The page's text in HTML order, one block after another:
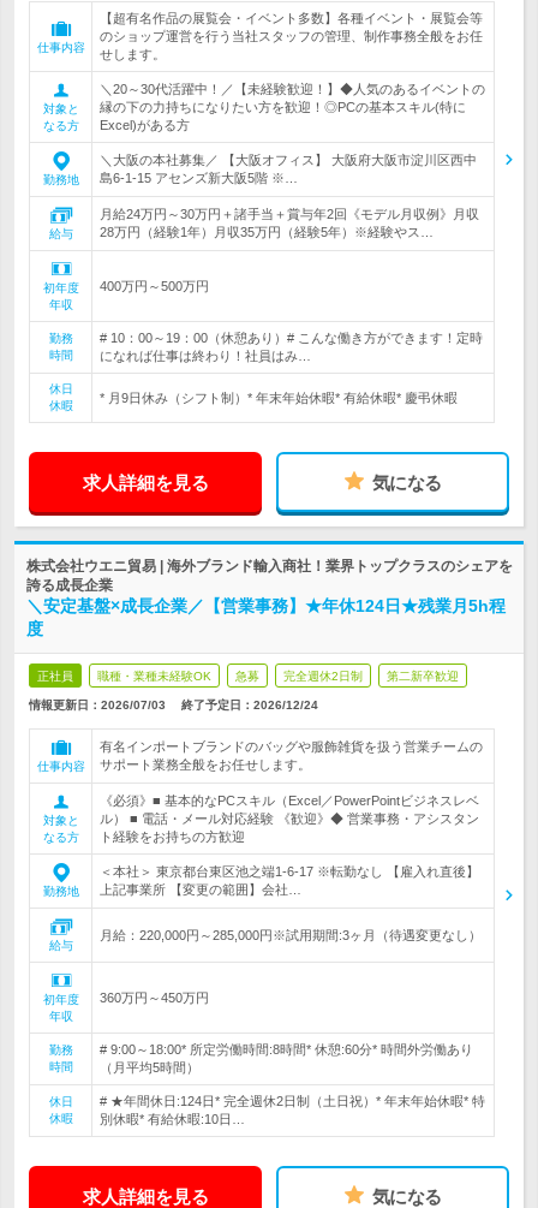
仕事内容
【超有名作品の展覧会・イベント多数】各種イベント・展覧会等
のショップ運営を行う当社スタッフの管理、制作事務全般をお任
せします。
対象と
なる方
＼20～30代活躍中！／【未経験歓迎！】◆人気のあるイベントの
縁の下の力持ちになりたい方を歓迎！◎PCの基本スキル(特に
Excel)がある方
勤務地
＼大阪の本社募集／ 【大阪オフィス】 大阪府大阪市淀川区西中
島6-1-15 アセンズ新大阪5階 ※…
給与
月給24万円～30万円＋諸手当＋賞与年2回《モデル月収例》月収
28万円（経験1年）月収35万円（経験5年）※経験やス…
初年度
年収
400万円～500万円
勤務
時間
# 10：00～19：00（休憩あり）# こんな働き方ができます！定時
になれば仕事は終わり！社員はみ…
休日
休暇
* 月9日休み（シフト制）* 年末年始休暇* 有給休暇* 慶弔休暇
求人詳細を見る 気になる
株式会社ウエニ貿易 | 海外ブランド輸入商社！業界トップクラスのシェアを
誇る成長企業
＼安定基盤×成長企業／【営業事務】★年休124日★残業月5h程
度
正社員 職種・業種未経験OK 急募 完全週休2日制 第二新卒歓迎
情報更新日：2026/07/03 終了予定日： 2026/12/24
仕事内容
有名インポートブランドのバッグや服飾雑貨を扱う営業チームの
サポート業務全般をお任せします。
対象と
なる方
《必須》■ 基本的なPCスキル（Excel／PowerPointビジネスレベ
ル） ■ 電話・メール対応経験 《歓迎》◆ 営業事務・アシスタン
ト経験をお持ちの方歓迎
勤務地
＜本社＞ 東京都台東区池之端1-6-17 ※転勤なし 【雇入れ直後】
上記事業所 【変更の範囲】会社…
給与
月給：220,000円～285,000円※試用期間:3ヶ月（待遇変更なし）
初年度
年収
360万円～450万円
勤務
時間
# 9:00～18:00* 所定労働時間:8時間* 休憩:60分* 時間外労働あり
（月平均5時間）
休日
休暇
# ★年間休日:124日* 完全週休2日制（土日祝）* 年末年始休暇* 特
別休暇* 有給休暇:10日…
求人詳細を見る 気になる